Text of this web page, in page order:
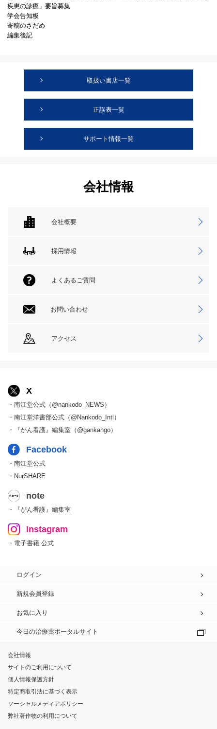
疾患の診療」要旨募集
学会告知板
寄稿のさだめ
編集後記
取扱い書店一覧
正誤表一覧
サポート情報一覧
会社情報
会社概要
採用情報
よくあるご質問
お問い合わせ
アクセス
X
・南江堂公式（@nankodo_NEWS）
・南江堂洋書部公式（@Nankodo_Intl）
・『がん看護』編集室（@gankango）
Facebook
・南江堂公式
・NurSHARE
note
・『がん看護』編集室
Instagram
・電子書籍 公式
ログイン
新規会員登録
お気に入り
今日の治療薬ポータルサイト
会社情報
サイトのご利用について
個人情報保護方針
特定商取引法に基づく表示
ソーシャルメディアポリシー
弊社著作物の利用について